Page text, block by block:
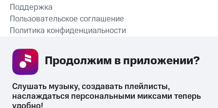
СКАЧАТЬ ПРИЛОЖЕНИЕ
Поддержка
Пользовательское соглашение
Политика конфиденциальности
Слушать музыку, создавать плейлисты,
наслаждаться персональными миксами теперь